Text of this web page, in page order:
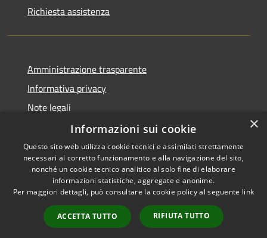
Richiesta assistenza
Amministrazione trasparente
Informativa privacy
Note legali
Dichiarazione di accessibilità
RSS
Accessibilità
Copyright © 2026 • Comune di
Municipium•
Accesso
redazione
×
Informazioni sui cookie
Questo sito web utilizza cookie tecnici e assimilati strettamente
necessari al corretto funzionamento e alla navigazione del sito,
nonché un cookie tecnico analitico al solo fine di elaborare
informazioni statistiche, aggregate e anonime.
Per maggiori dettagli, può consultare la cookie policy al seguente link
ACCETTA TUTTO RIFIUTA TUTTO